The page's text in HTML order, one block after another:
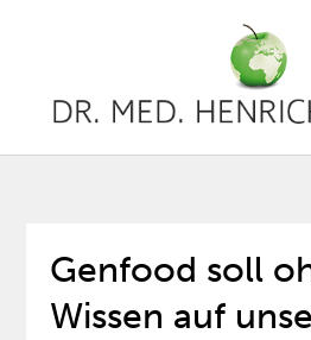
Genfood soll
Wissen auf